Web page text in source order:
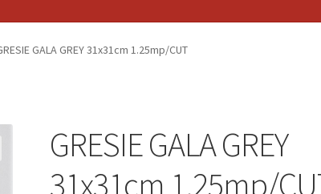
noi Informatii Magazin Plată
GALA GREY 31x31cm 1.25mp/CUT
GRESIE GALA GREY
31x31cm 1.25mp/